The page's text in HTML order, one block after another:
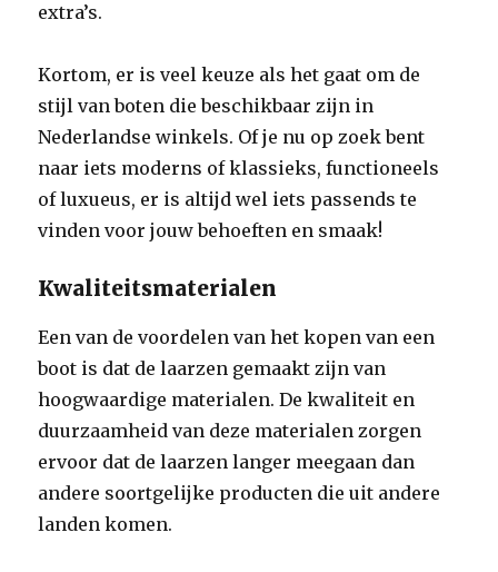
extra’s.
Kortom, er is veel keuze als het gaat om de
stijl van boten die beschikbaar zijn in
Nederlandse winkels. Of je nu op zoek bent
naar iets moderns of klassieks, functioneels
of luxueus, er is altijd wel iets passends te
vinden voor jouw behoeften en smaak!
Kwaliteitsmaterialen
Een van de voordelen van het kopen van een
boot is dat de laarzen gemaakt zijn van
hoogwaardige materialen. De kwaliteit en
duurzaamheid van deze materialen zorgen
ervoor dat de laarzen langer meegaan dan
andere soortgelijke producten die uit andere
landen komen.